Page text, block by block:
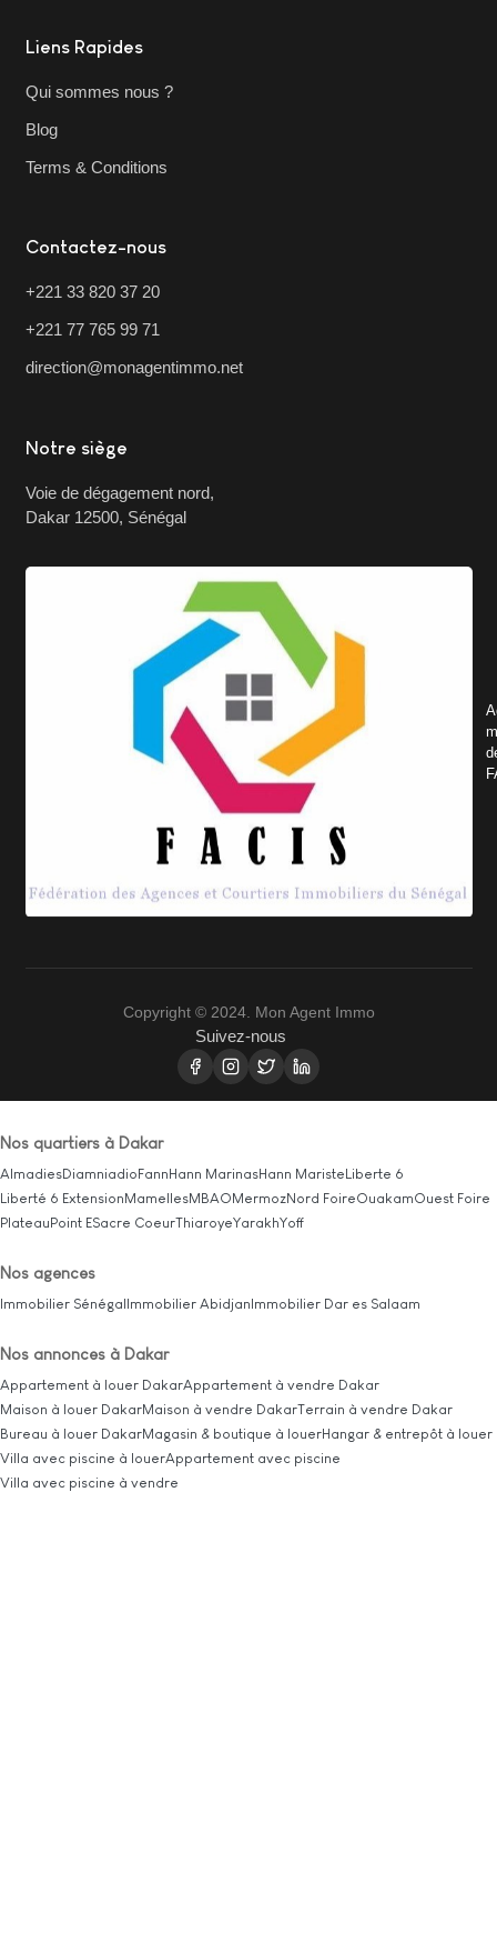
Liens Rapides
Qui sommes nous ?
Blog
Terms & Conditions
Contactez-nous
+221 33 820 37 20
+221 77 765 99 71
direction@monagentimmo.net
Notre siège
Voie de dégagement nord,
Dakar 12500, Sénégal
Copyright © 2024. Mon Agent Immo
Suivez-nous
Nos quartiers à Dakar
AlmadiesDiamniadioFannHann MarinasHann MaristeLiberte 6
Liberté 6 ExtensionMamellesMBAOMermozNord FoireOuakamOuest Foire
PlateauPoint ESacre CoeurThiaroyeYarakhYoff
Nos agences
Immobilier SénégalImmobilier AbidjanImmobilier Dar es Salaam
Nos annonces à Dakar
Appartement à louer DakarAppartement à vendre Dakar
Maison à louer DakarMaison à vendre DakarTerrain à vendre Dakar
Bureau à louer DakarMagasin & boutique à louerHangar & entrepôt à louer
Villa avec piscine à louerAppartement avec piscine
Villa avec piscine à vendre